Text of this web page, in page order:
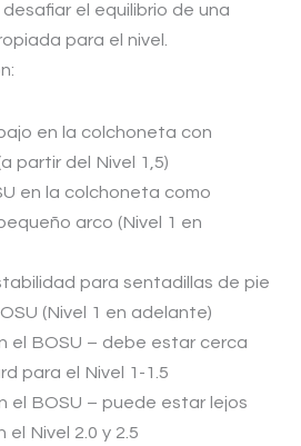
el equilibrio de una
para el nivel.
en la colchoneta con
partir del Nivel 1,5)
en la colchoneta como
arco (Nivel 1 en
para sentadillas de pie
(Nivel 1 en adelante)
el BOSU – debe estar cerca
para el Nivel 1-1.5
el BOSU – puede estar lejos
el Nivel 2.0 y 2.5